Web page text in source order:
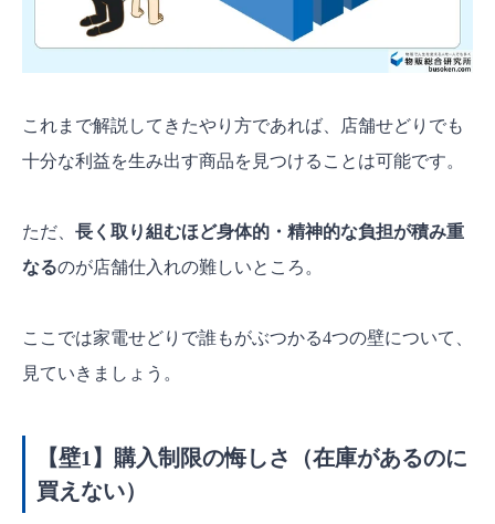
これまで解説してきたやり方であれば、店舗せどりでも
十分な利益を生み出す商品を見つけることは可能です。
ただ、 長く取り組むほど身体的・精神的な負担が積み重
なるのが店舗仕入れの難しいところ。
ここでは家電せどりで誰もがぶつかる4つの壁について、
見ていきましょう。
【壁1】購入制限の悔しさ（在庫があるのに
買えない）